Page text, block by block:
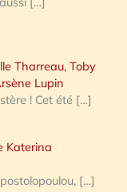
Tharreau, Toby
Lupin
! Cet été […]
Katerina
[…]